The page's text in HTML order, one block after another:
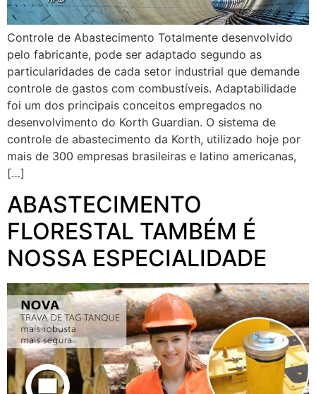
Controle de Abastecimento Totalmente desenvolvido
pelo fabricante, pode ser adaptado segundo as
particularidades de cada setor industrial que demande
controle de gastos com combustíveis. Adaptabilidade
foi um dos principais conceitos empregados no
desenvolvimento do Korth Guardian. O sistema de
controle de abastecimento da Korth, utilizado hoje por
mais de 300 empresas brasileiras e latino americanas,
[…]
ABASTECIMENTO
FLORESTAL TAMBÉM É
NOSSA ESPECIALIDADE